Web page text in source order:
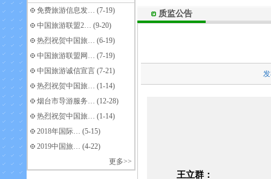
免费旅游信息发… (7-19)
中国旅游联盟2… (9-20)
热烈祝贺中国旅… (6-19)
中国旅游联盟网… (7-19)
中国旅游诚信宣言 (7-21)
热烈祝贺中国旅… (1-14)
烟台市导游服务… (12-28)
热烈祝贺中国旅… (1-14)
2018年国际… (5-15)
2019中国旅… (4-22)
更多>>
质监公告
王立群：